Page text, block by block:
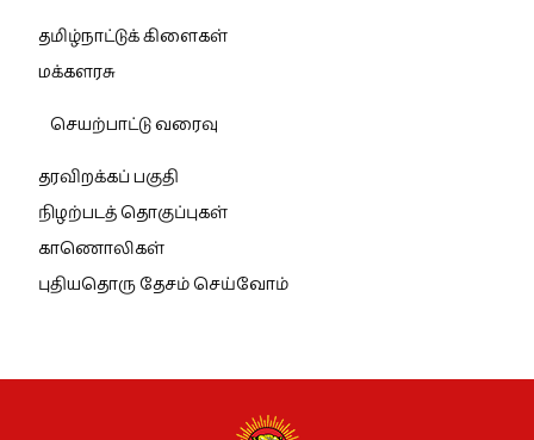
தமிழ்நாட்டுக் கிளைகள்
மக்களரசு
செயற்பாட்டு வரைவு
தரவிறக்கப் பகுதி
நிழற்படத் தொகுப்புகள்
காணொலிகள்
புதியதொரு தேசம் செய்வோம்